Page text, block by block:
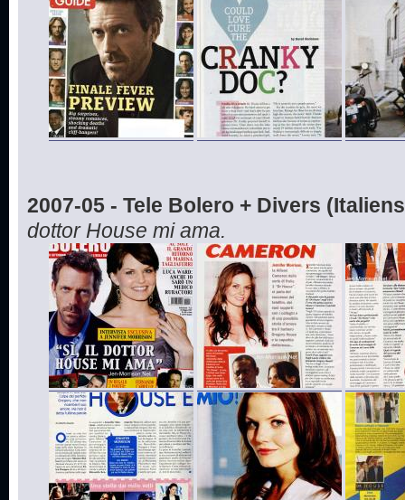
2007-05 - Tele Bolero + Divers
dottor House mi ama.